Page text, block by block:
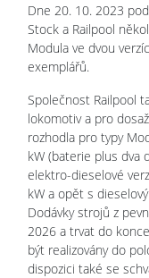
Dne 20. 10. 2023
Stock a Railpool
Modula ve dvou
exemplářů.
Společnost Railpool
lokomotiv a pro
rozhodla pro typy
kW (baterie plus dva
elektro-dieselové
kW a opět s
Dodávky strojů z
2026 a trvat do
být realizovány do
dispozici také se